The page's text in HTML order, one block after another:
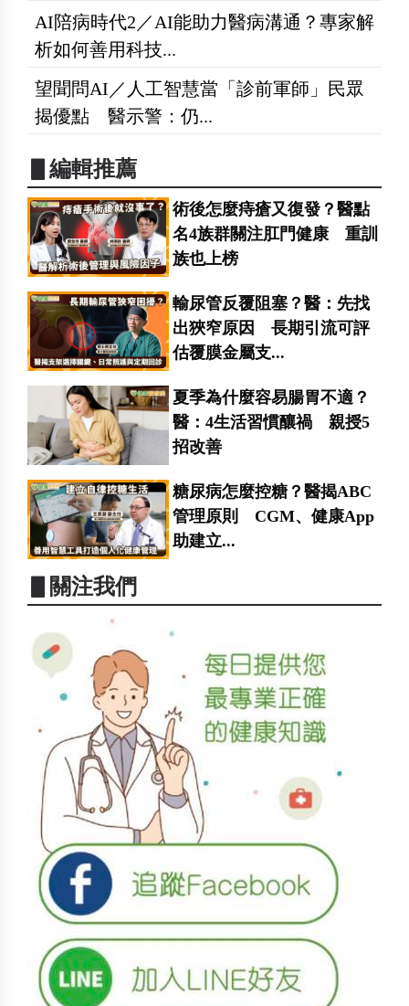
AI陪病時代2／AI能助力醫病溝通？專家解
析如何善用科技...
望聞問AI／人工智慧當「診前軍師」民眾
揭優點 醫示警：仍...
▋編輯推薦
術後怎麼痔瘡又復發？醫點
名4族群關注肛門健康 重訓
族也上榜
輸尿管反覆阻塞？醫：先找
出狹窄原因 長期引流可評
估覆膜金屬支...
夏季為什麼容易腸胃不適？
醫：4生活習慣釀禍 親授5
招改善
糖尿病怎麼控糖？醫揭ABC
管理原則 CGM、健康App
助建立...
▋關注我們